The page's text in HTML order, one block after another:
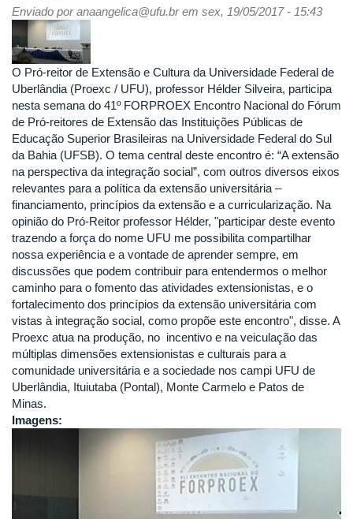
Enviado poranaangelica@ufu.brem sex, 19/05/2017 - 15:43
O Pró-reitor de Extensão e Cultura da Universidade Federal de
Uberlândia (Proexc / UFU), professor Hélder Silveira, participa
nesta semana do 41º FORPROEX Encontro Nacional do Fórum
de Pró-reitores de Extensão das Instituições Públicas de
Educação Superior Brasileiras na Universidade Federal do Sul
da Bahia (UFSB). O tema central deste encontro é: “A extensão
na perspectiva da integração social”, com outros diversos eixos
relevantes para a política da extensão universitária –
financiamento, princípios da extensão e a curricularização. Na
opinião do Pró-Reitor professor Hélder, "participar deste evento
trazendo a força do nome UFU me possibilita compartilhar
nossa experiência e a vontade de aprender sempre, em
discussões que podem contribuir para entendermos o melhor
caminho para o fomento das atividades extensionistas, e o
fortalecimento dos princípios da extensão universitária com
vistas à integração social, como propõe este encontro", disse. A
Proexc atua na produção, no incentivo e na veiculação das
múltiplas dimensões extensionistas e culturais para a
comunidade universitária e a sociedade nos campi UFU de
Uberlândia, Ituiutaba (Pontal), Monte Carmelo e Patos de
Minas.
Imagens: